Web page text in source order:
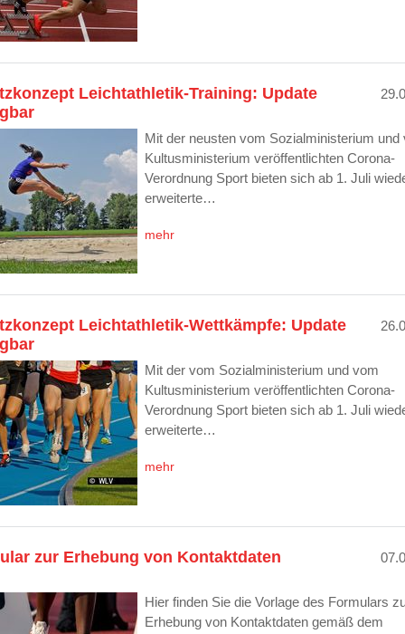
Leichtathletik-Training: Update
Mit der neusten vom Sozialministerium und
Kultusministerium veröffentlichten Corona-
Verordnung Sport bieten sich ab 1. Juli
erweiterte…
mehr
Leichtathletik-Wettkämpfe: Update
Mit der vom Sozialministerium und vom
Kultusministerium veröffentlichten Corona-
Verordnung Sport bieten sich ab 1. Juli
erweiterte…
mehr
zur Erhebung von Kontaktdaten
Hier finden Sie die Vorlage des Formulars
Erhebung von Kontaktdaten gemäß dem